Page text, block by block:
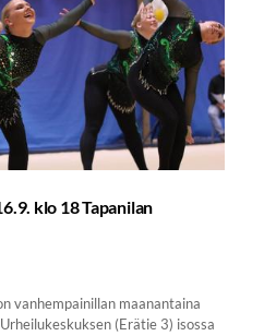
klo 18 Tapanilan
vanhempainillan maanantaina
(Erätie 3) isossa